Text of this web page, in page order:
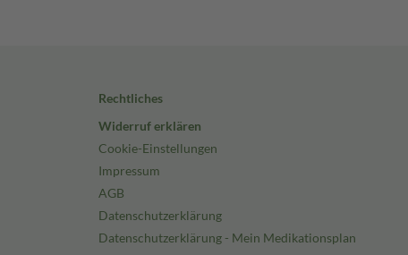
Rechtliches
Widerruf erklären
Cookie-Einstellungen
Impressum
AGB
Datenschutzerklärung
Datenschutzerklärung - Mein Medikationsplan